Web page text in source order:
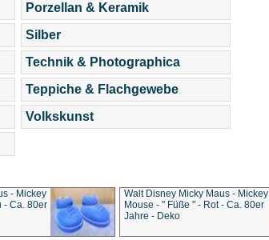
Porzellan & Keramik
Silber
Technik & Photographica
Teppiche & Flachgewebe
Volkskunst
- Mickey
- Ca. 80er
Walt Disney Micky Maus - Mickey
Mouse - " Füße " - Rot - Ca. 80er
Jahre - Deko